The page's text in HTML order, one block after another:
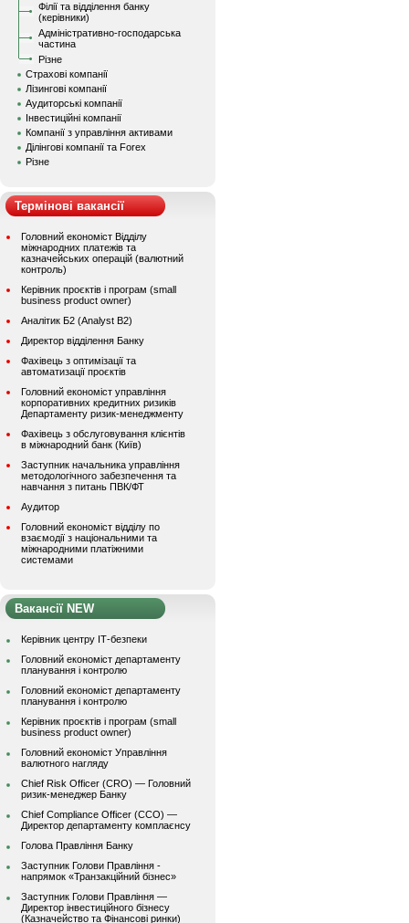
Філії та відділення банку
(керівники)
Адміністративно-господарська
частина
Різне
Страхові компанії
Лізингові компанії
Аудиторські компанії
Інвестиційні компанії
Компанії з управління активами
Ділінгові компанії та Forex
Різне
Термінові вакансії
Головний економіст Відділу
міжнародних платежів та
казначейських операцій (валютний
контроль)
Керівник проєктів і програм (small
business product owner)
Аналітик Б2 (Analyst B2)
Директор відділення Банку
Фахівець з оптимізації та
автоматизації проєктів
Головний економіст управління
корпоративних кредитних ризиків
Департаменту ризик-менеджменту
Фахівець з обслуговування клієнтів
в міжнародний банк (Київ)
Заступник начальника управління
методологічного забезпечення та
навчання з питань ПВК/ФТ
Аудитор
Головний економіст відділу по
взаємодії з національними та
міжнародними платіжними
системами
Вакансії NEW
Керівник центру ІТ-безпеки
Головний економіст департаменту
планування і контролю
Головний економіст департаменту
планування і контролю
Керівник проєктів і програм (small
business product owner)
Головний економіст Управління
валютного нагляду
Chief Risk Officer (CRO) — Головний
ризик-менеджер Банку
Chief Compliance Officer (CCO) —
Директор департаменту комплаєнсу
Голова Правління Банку
Заступник Голови Правління -
напрямок «Транзакційний бізнес»
Заступник Голови Правління —
Директор інвестиційного бізнесу
(Казначейство та Фінансові ринки)